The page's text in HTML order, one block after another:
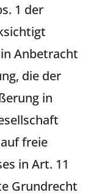
1 der
Anbetracht
die der
in
freie
in Art. 11
Grundrecht